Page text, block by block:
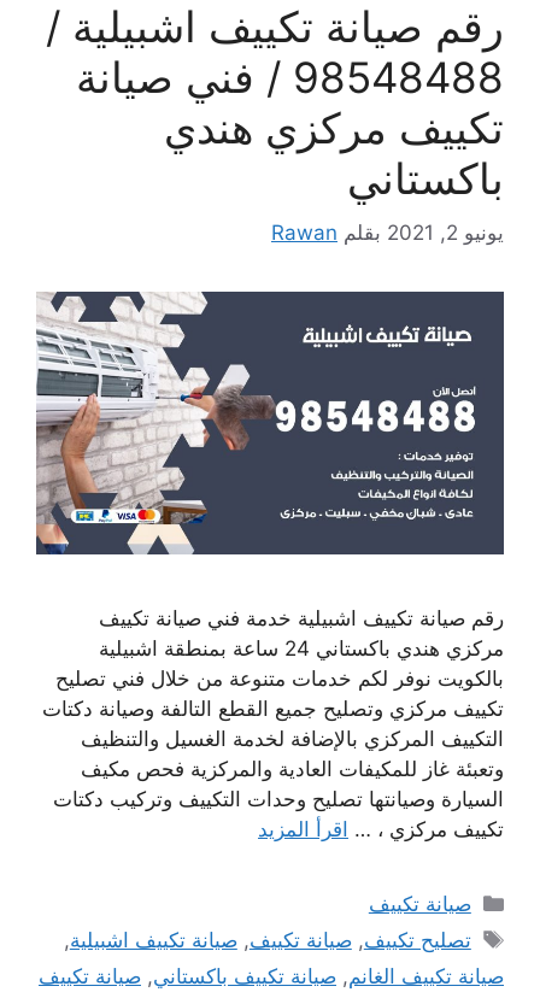
رقم صيانة تكييف اشبيلية /
98548488 / فني صيانة
تكييف مركزي هندي
باكستاني
يونيو 2, 2021 بقلم Rawan
رقم صيانة تكييف اشبيلية خدمة فني صيانة تكييف
مركزي هندي باكستاني 24 ساعة بمنطقة اشبيلية
بالكويت نوفر لكم خدمات متنوعة من خلال فني تصليح
تكييف مركزي وتصليح جميع القطع التالفة وصيانة دكتات
التكييف المركزي بالإضافة لخدمة الغسيل والتنظيف
وتعبئة غاز للمكيفات العادية والمركزية فحص مكيف
السيارة وصيانتها تصليح وحدات التكييف وتركيب دكتات
تكييف مركزي ، … اقرأ المزيد
التصنيفات
صيانة تكييف
الوسوم
تصليح تكييف,صيانة تكييف,صيانة تكييف اشبيلية,
صيانة تكييف الغانم, صيانة تكييف باكستاني, صيانة تكييف